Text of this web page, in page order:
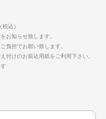
込）
お知らせ致します。
負担でお願い致します。
付けのお振込用紙をご利用下さい。